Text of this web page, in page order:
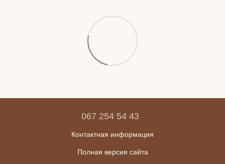
067 254 54 43
Контактная информация
Полная версия сайта